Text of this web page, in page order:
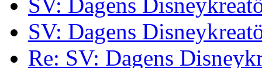
SV: Dagens
SV: Dagens
Re: SV: Dagens